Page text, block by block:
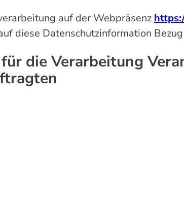
auf der Webpräsenz
diese Datenschutzinformation
die Verarbeitung